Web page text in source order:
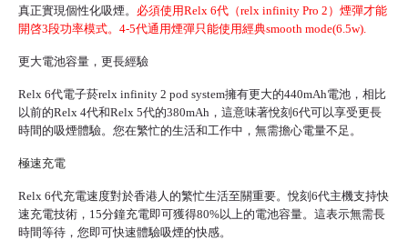
真正實現個性化吸煙。 必須使用Relx 6代（relx infinity Pro 2）煙彈才能
開啓3段功率模式。4-5代通用煙彈只能使用經典smooth mode(6.5w).
更大電池容量，更長經驗
Relx 6代電子菸relx infinity 2 pod system擁有更大的440mAh電池，相比
以前的Relx 4代和Relx 5代的380mAh，這意味著悅刻6代可以享受更長
時間的吸煙體驗。您在繁忙的生活和工作中，無需擔心電量不足。
極速充電
Relx 6代充電速度對於香港人的繁忙生活至關重要。悅刻6代主機支持快
速充電技術，15分鐘充電即可獲得80%以上的電池容量。這表示無需長
時間等待，您即可快速體驗吸煙的快感。